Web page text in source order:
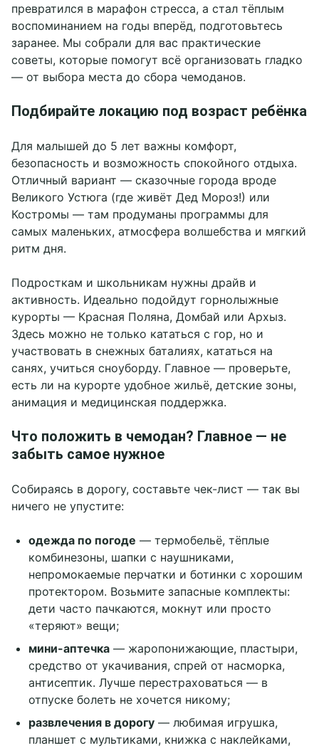
превратился в марафон стресса, а стал тёплым
воспоминанием на годы вперёд, подготовьтесь
заранее. Мы собрали для вас практические
советы, которые помогут всё организовать гладко
— от выбора места до сбора чемоданов.
Подбирайте локацию под возраст ребёнка
Для малышей до 5 лет важны комфорт,
безопасность и возможность спокойного отдыха.
Отличный вариант — сказочные города вроде
Великого Устюга (где живёт Дед Мороз!) или
Костромы — там продуманы программы для
самых маленьких, атмосфера волшебства и мягкий
ритм дня.
Подросткам и школьникам нужны драйв и
активность. Идеально подойдут горнолыжные
курорты — Красная Поляна, Домбай или Архыз.
Здесь можно не только кататься с гор, но и
участвовать в снежных баталиях, кататься на
санях, учиться сноуборду. Главное — проверьте,
есть ли на курорте удобное жильё, детские зоны,
анимация и медицинская поддержка.
Что положить в чемодан? Главное — не
забыть самое нужное
Собираясь в дорогу, составьте чек-лист — так вы
ничего не упустите:
одежда по погоде — термобельё, тёплые
комбинезоны, шапки с наушниками,
непромокаемые перчатки и ботинки с хорошим
протектором. Возьмите запасные комплекты:
дети часто пачкаются, мокнут или просто
«теряют» вещи;
мини-аптечка — жаропонижающие, пластыри,
средство от укачивания, спрей от насморка,
антисептик. Лучше перестраховаться — в
отпуске болеть не хочется никому;
развлечения в дорогу — любимая игрушка,
планшет с мультиками, книжка с наклейками,